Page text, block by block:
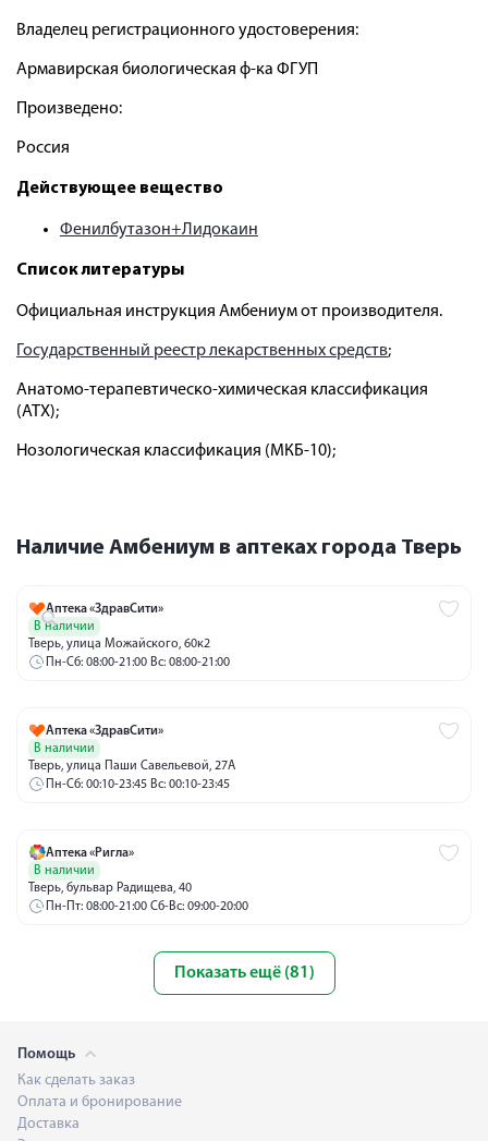
Владелец регистрационного удостоверения:
Армавирская биологическая ф-ка ФГУП
Произведено:
Россия
Действующее вещество
Фенилбутазон+Лидокаин
Список литературы
Официальная инструкция Амбениум от производителя.
Государственный реестр лекарственных средств;
Анатомо-терапевтическо-химическая классификация
(ATX);
Нозологическая классификация (МКБ-10);
Наличие Амбениум в аптеках города Тверь
Аптека «ЗдравСити»
В наличии
Тверь, улица Можайского, 60к2
Пн-Сб: 08:00-21:00 Вс: 08:00-21:00
Аптека «ЗдравСити»
В наличии
Тверь, улица Паши Савельевой, 27А
Пн-Сб: 00:10-23:45 Вс: 00:10-23:45
Аптека «Ригла»
В наличии
Тверь, бульвар Радищева, 40
Пн-Пт: 08:00-21:00 Сб-Вс: 09:00-20:00
Показать ещё (81)
Помощь
Как сделать заказ
Оплата и бронирование
Доставка